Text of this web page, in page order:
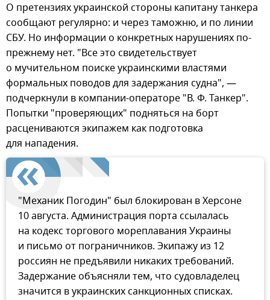
О претензиях украинской стороны капитану танкера
сообщают регулярно: и через таможню, и по линии
СБУ. Но информации о конкретных нарушениях по-
прежнему нет. "Все это свидетельствует
о мучительном поиске украинскими властями
формальных поводов для задержания судна", —
подчеркнули в компании-операторе "В. Ф. Танкер".
Попытки "проверяющих" подняться на борт
расцениваются экипажем как подготовка
для нападения.
"Механик Погодин" был блокирован в Херсоне
10 августа. Администрация порта ссылалась
на кодекс торгового мореплавания Украины
и письмо от пограничников. Экипажу из 12
россиян не предъявили никаких требований.
Задержание объясняли тем, что судовладелец
значится в украинских санкционных списках.